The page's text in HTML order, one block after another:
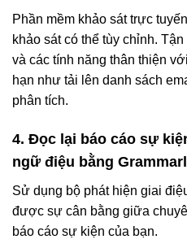
Phần mềm khảo sát trực
khảo sát có thể tùy chỉnh.
và các tính năng thân thiện
hạn như tải lên danh sách
phân tích.
4. Đọc lại báo cáo sự
ngữ điệu bằng
Sử dụng bộ phát hiện giai
được sự cân bằng giữa
báo cáo sự kiện của bạn.